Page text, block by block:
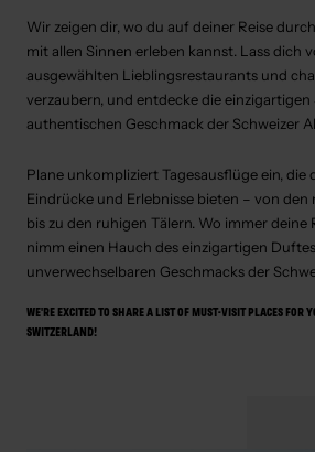
Wir zeigen dir, wo du auf deiner Reise
mit allen Sinnen erleben kannst. Lass dich
ausgewählten Lieblingsrestaurants und
verzaubern, und entdecke die einzigartigen
authentischen Geschmack der Schweizer
Plane unkompliziert Tagesausflüge ein, die
Eindrücke und Erlebnisse bieten – von den
bis zu den ruhigen Tälern. Wo immer deine
nimm einen Hauch des einzigartigen
unverwechselbaren Geschmacks der
WE'RE EXCITED TO SHARE A LIST OF MUST-VISIT PLACES FOR
SWITZERLAND!